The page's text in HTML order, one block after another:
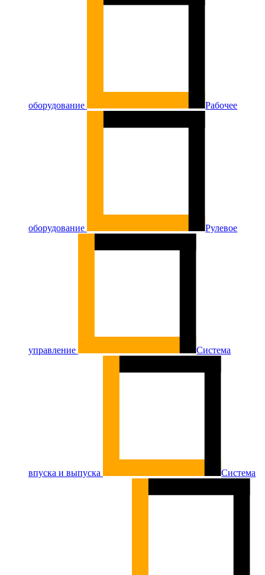
оборудование Рабочее
оборудование Рулевое
управление Система
впуска и выпуска Система